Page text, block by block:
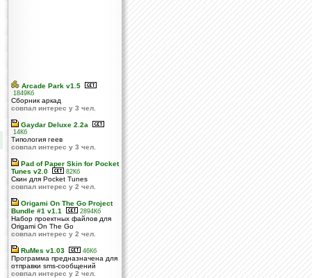
Arcade Park v1.5
1849Кб
Сборник аркад
совпал интерес у 3 чел.
Gaydar Deluxe 2.2a
14Кб
Типология геев
совпал интерес у 3 чел.
Pad of Paper Skin for Pocket
Tunes v2.0
82Кб
Cкин для Pocket Tunes
совпал интерес у 2 чел.
Origami On The Go Project
Bundle #1 v1.1
2894Кб
Набор проектных файлов для
Origami On The Go
совпал интерес у 2 чел.
RuMes v1.03 46Кб
Программа предназначена для
отправки sms-сообщений
совпал интерес у 2 чел.